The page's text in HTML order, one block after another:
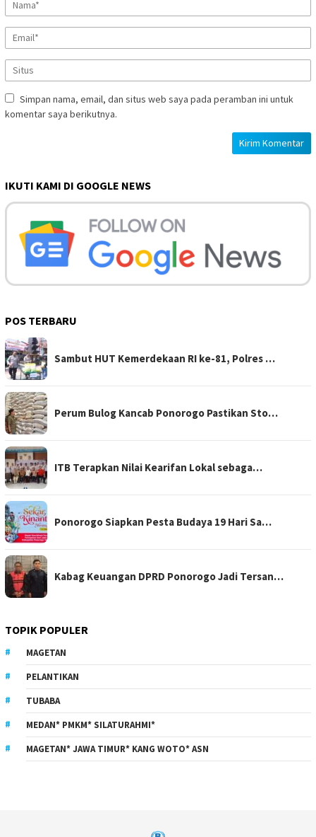
Simpan nama, email, dan situs web saya pada peramban ini untuk
komentar saya berikutnya.
IKUTI KAMI DI GOOGLE NEWS
POS TERBARU
Sambut HUT Kemerdekaan RI ke-81, Polres …
Perum Bulog Kancab Ponorogo Pastikan Sto…
ITB Terapkan Nilai Kearifan Lokal sebaga…
Ponorogo Siapkan Pesta Budaya 19 Hari Sa…
Kabag Keuangan DPRD Ponorogo Jadi Tersan…
TOPIK POPULER
MAGETAN
PELANTIKAN
TUBABA
MEDAN* PMKM* SILATURAHMI*
MAGETAN* JAWA TIMUR* KANG WOTO* ASN